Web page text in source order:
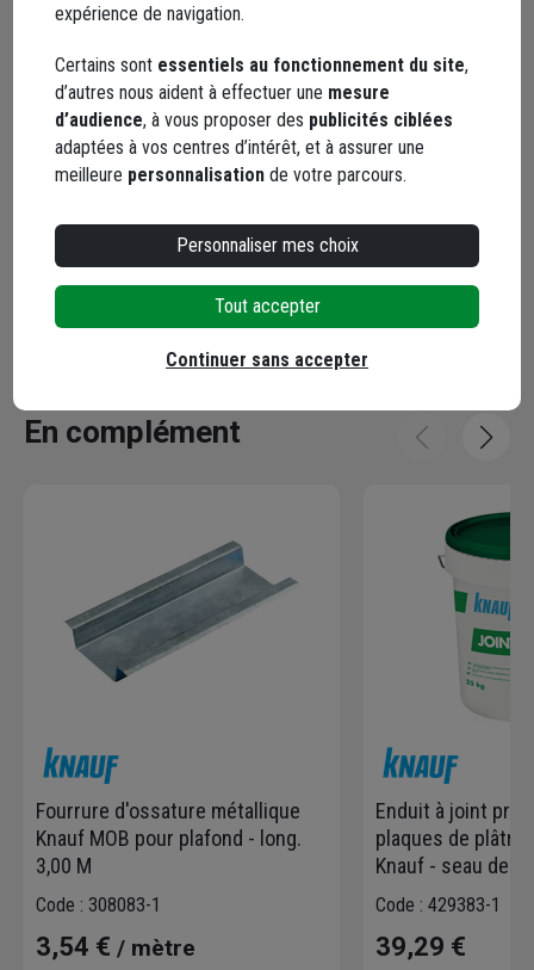
Le 23/08/2025
Par Gaetan V. , SAINT SANTIN CANTALES
5 / 5
parfait rien a redire !
Par Camille S., SAINTE HELENE DU LAC
En complément
Fourrure d'ossature métallique
Knauf MOB pour plafond - long.
3,00 M
Code : 308083-1
3,54 € / mètre
Enduit à joint prêt
plaques de plâtre
Knauf - seau de
Code : 429383-1
39,29 €
expérience de navigation.
Certains sont essentiels au fonctionnement du site,
d’autres nous aident à effectuer une mesure
d’audience, à vous proposer des publicités ciblées
adaptées à vos centres d’intérêt, et à assurer une
meilleure personnalisation de votre parcours.
Personnaliser mes choix
Tout accepter
Continuer sans accepter